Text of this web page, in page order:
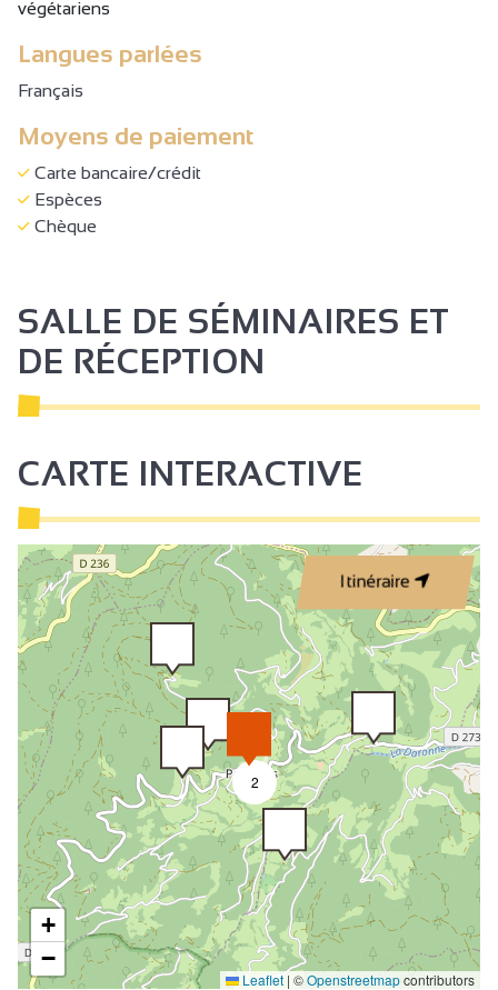
végétariens
Langues parlées
Français
Moyens de paiement
Carte bancaire/crédit
Espèces
Chèque
SALLE DE SÉMINAIRES ET
DE RÉCEPTION
CARTE INTERACTIVE
Itinéraire
2
+
−
Leaflet | ©Openstreetmapcontributors